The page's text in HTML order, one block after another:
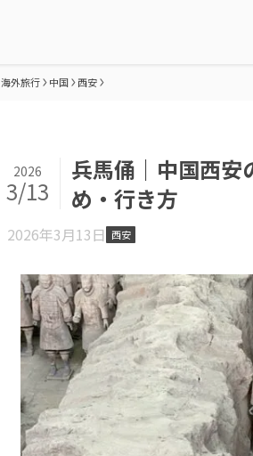
海外旅行 中国 西安
兵馬俑｜中国西安
め・行き方
2026
3/13
西安
2026年3月13日